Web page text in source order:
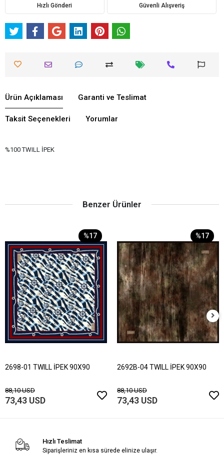
Hızlı Gönderi Güvenli Alışveriş
Ürün Açıklaması Garanti ve Teslimat
Taksit Seçenekleri Yorumlar
%100 TWILL İPEK
Benzer Ürünler
%17
2698-01 TWILL İPEK 90X90
88,10 USD
73,43 USD
%17
2692B-04 TWILL İPEK 90X90
88,10 USD
73,43 USD
Hızlı Teslimat
Siparişleriniz en kısa sürede elinize ulaşır.